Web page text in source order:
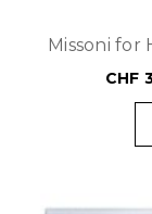
Missoni for
CHF